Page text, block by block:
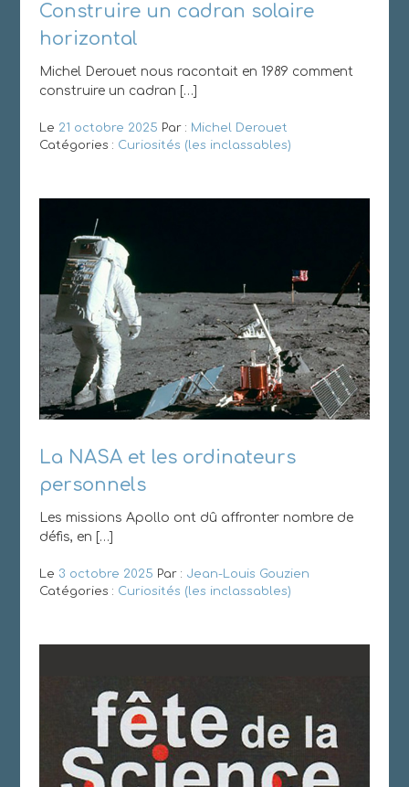
Construire un cadran solaire
horizontal
Michel Derouet nous racontait en 1989 comment
construire un cadran […]
Le 21 octobre 2025 Par : Michel Derouet
Catégories : Curiosités (les inclassables)
La NASA et les ordinateurs
personnels
Les missions Apollo ont dû affronter nombre de
défis, en […]
Le 3 octobre 2025 Par : Jean-Louis Gouzien
Catégories : Curiosités (les inclassables)